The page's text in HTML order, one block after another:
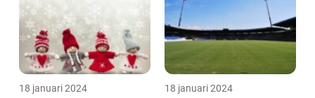
18 januari 2024 18 januari 2024